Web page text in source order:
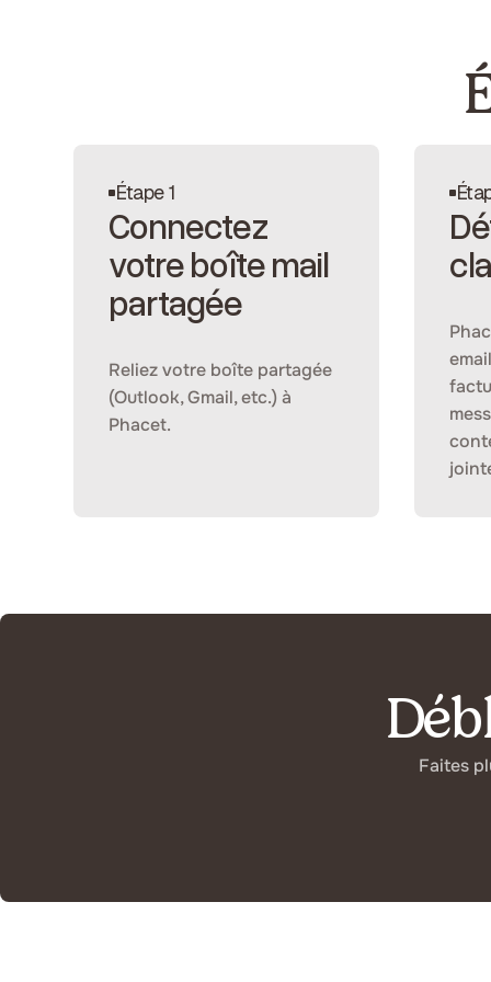
Étape 1
Connectez
votre boîte mail
partagée
Reliez votre boîte partagée
(Outlook, Gmail, etc.) à
Phacet.
Faites